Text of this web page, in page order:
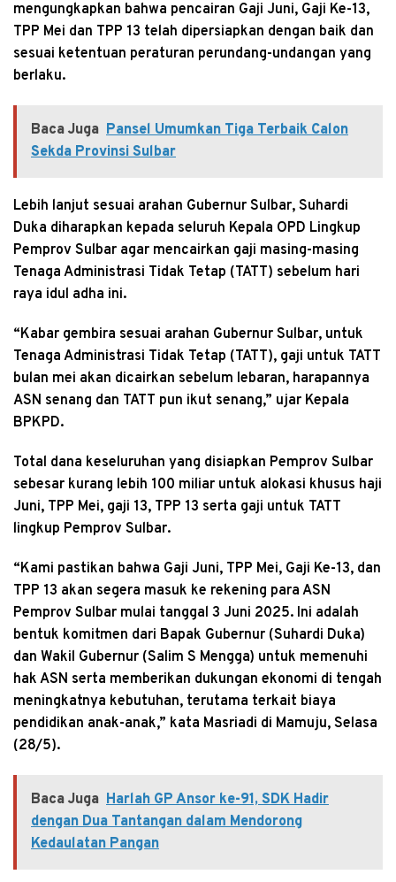
mengungkapkan bahwa pencairan Gaji Juni, Gaji Ke-13,
TPP Mei dan TPP 13 telah dipersiapkan dengan baik dan
sesuai ketentuan peraturan perundang-undangan yang
berlaku.
Baca Juga Pansel Umumkan Tiga Terbaik Calon
Sekda Provinsi Sulbar
Lebih lanjut sesuai arahan Gubernur Sulbar, Suhardi
Duka diharapkan kepada seluruh Kepala OPD Lingkup
Pemprov Sulbar agar mencairkan gaji masing-masing
Tenaga Administrasi Tidak Tetap (TATT) sebelum hari
raya idul adha ini.
“Kabar gembira sesuai arahan Gubernur Sulbar, untuk
Tenaga Administrasi Tidak Tetap (TATT), gaji untuk TATT
bulan mei akan dicairkan sebelum lebaran, harapannya
ASN senang dan TATT pun ikut senang,” ujar Kepala
BPKPD.
Total dana keseluruhan yang disiapkan Pemprov Sulbar
sebesar kurang lebih 100 miliar untuk alokasi khusus haji
Juni, TPP Mei, gaji 13, TPP 13 serta gaji untuk TATT
lingkup Pemprov Sulbar.
“Kami pastikan bahwa Gaji Juni, TPP Mei, Gaji Ke-13, dan
TPP 13 akan segera masuk ke rekening para ASN
Pemprov Sulbar mulai tanggal 3 Juni 2025. Ini adalah
bentuk komitmen dari Bapak Gubernur (Suhardi Duka)
dan Wakil Gubernur (Salim S Mengga) untuk memenuhi
hak ASN serta memberikan dukungan ekonomi di tengah
meningkatnya kebutuhan, terutama terkait biaya
pendidikan anak-anak,” kata Masriadi di Mamuju, Selasa
(28/5).
Baca Juga Harlah GP Ansor ke-91, SDK Hadir
dengan Dua Tantangan dalam Mendorong
Kedaulatan Pangan